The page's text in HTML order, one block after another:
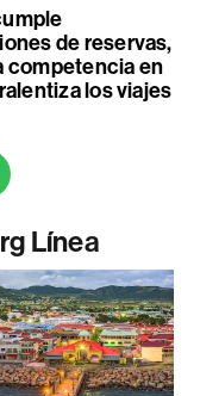
de reservas,
competencia en
los viajes
Línea